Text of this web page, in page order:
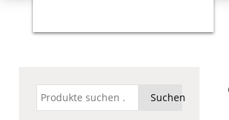
Suchen
nach:
Suchen